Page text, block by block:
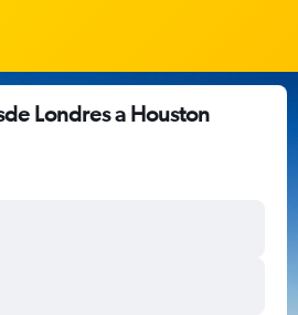
Londres a Houston